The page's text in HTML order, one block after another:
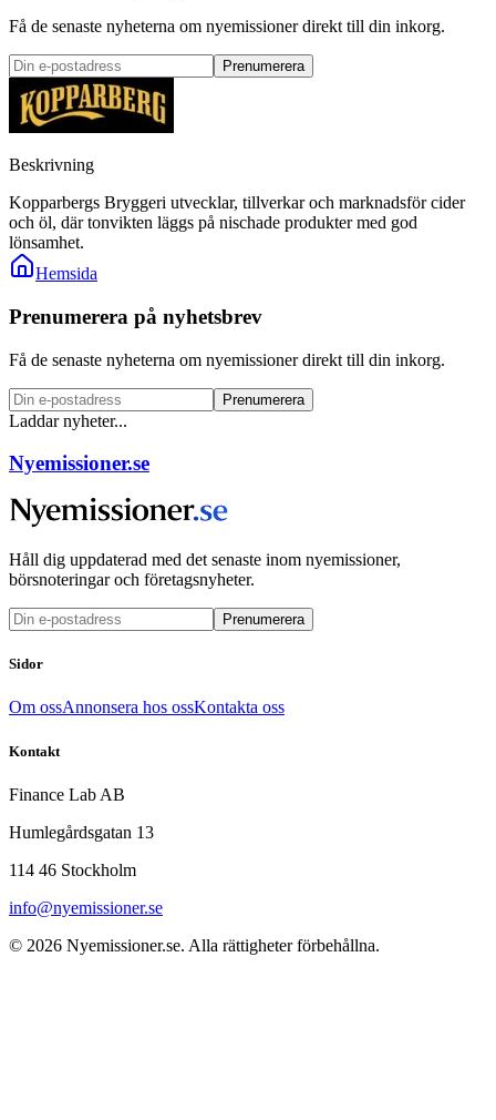
Få de senaste nyheterna om nyemissioner direkt till din inkorg.
Prenumerera
Beskrivning
Kopparbergs Bryggeri utvecklar, tillverkar och marknadsför cider
och öl, där tonvikten läggs på nischade produkter med god
lönsamhet.
Hemsida
Prenumerera på nyhetsbrev
Få de senaste nyheterna om nyemissioner direkt till din inkorg.
Prenumerera
Laddar nyheter...
Nyemissioner.se
Håll dig uppdaterad med det senaste inom nyemissioner,
börsnoteringar och företagsnyheter.
Prenumerera
Sidor
Om ossAnnonsera hos ossKontakta oss
Kontakt
Finance Lab AB
Humlegårdsgatan 13
114 46 Stockholm
info@nyemissioner.se
© 2026 Nyemissioner.se. Alla rättigheter förbehållna.